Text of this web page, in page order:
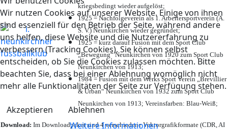
Wir nutzen Cookies auf unserer Website. Einige von ihnen
sind essenziell für den Betrieb der Seite, während andere
uns helfen, diese Website und die Nutzererfahrung zu
verbessern (Tracking Cookies). Sie können selbst
entscheiden, ob Sie die Cookies zulassen möchten. Bitte
beachten Sie, dass bei einer Ablehnung womöglich nicht
mehr alle Funktionalitäten der Seite zur Verfügung stehen.
Akzeptieren
Ablehnen
Weitere Informationen
kriegsbedingt wieder aufgelöst;
1925 = Nachfolgeverein als 1. Arbeitersportverein (A.
S. V.) Neunkirchen wieder gegründet;
1925 = kurz darauf Fusion mit dem Sport Club
„Bewegung“ Neunkirchen von 1920 zum Sport Club
Neunkirchen von 1913;
1984 = Fusion mit dem Werks Sport Verein „Brevillier
& Urban“ Neunkirchen von 1932 zum Sport Club
Neunkirchen von 1913; Vereinsfarben: Blau-Weiß;
Download: Im Downloadpaket sind 4 verschiedene Vektorgrafikformate (CDR, AI